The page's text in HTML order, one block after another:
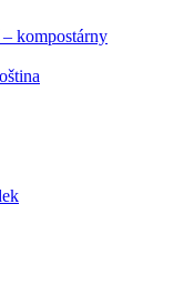
kompostárny